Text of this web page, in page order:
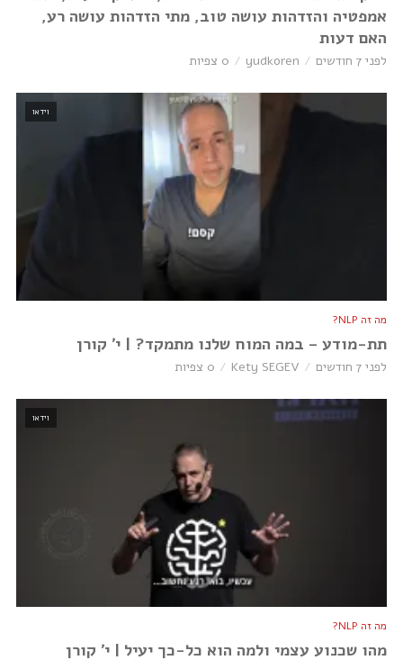
אמפטיה והזדהות עושה טוב, מתי הזדהות עושה רע,
האם דעות
לפני 7 חודשים yudkoren 0 צפיות
וידאו
מה זה NLP?
תת-מודע – במה המוח שלנו מתמקד? | י׳ קורן
לפני 7 חודשים Kety SEGEV 0 צפיות
וידאו
מה זה NLP?
מהו שכנוע עצמי ולמה הוא כל-כך יעיל | י׳ קורן